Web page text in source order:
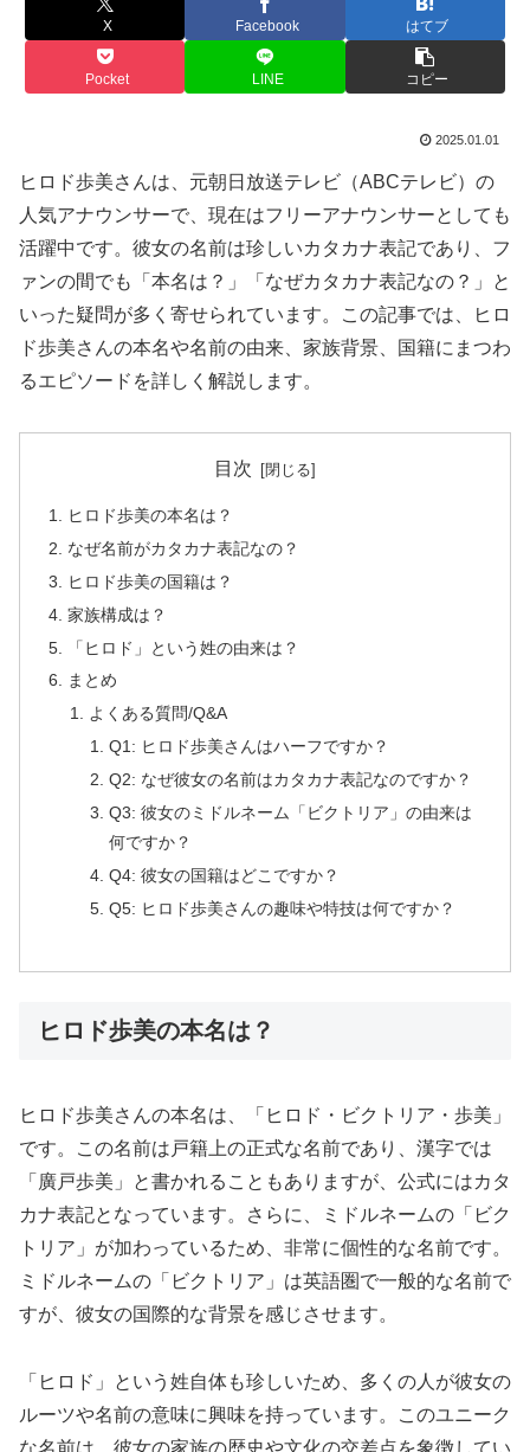
X Facebook はてブ
Pocket LINE コピー
2025.01.01
ヒロド歩美さんは、元朝日放送テレビ（ABCテレビ）の
人気アナウンサーで、現在はフリーアナウンサーとしても
活躍中です。彼女の名前は珍しいカタカナ表記であり、フ
ァンの間でも「本名は？」「なぜカタカナ表記なの？」と
いった疑問が多く寄せられています。この記事では、ヒロ
ド歩美さんの本名や名前の由来、家族背景、国籍にまつわ
るエピソードを詳しく解説します。
目次
ヒロド歩美の本名は？
なぜ名前がカタカナ表記なの？
ヒロド歩美の国籍は？
家族構成は？
「ヒロド」という姓の由来は？
まとめ
よくある質問/Q&A
Q1: ヒロド歩美さんはハーフですか？
Q2: なぜ彼女の名前はカタカナ表記なのですか？
Q3: 彼女のミドルネーム「ビクトリア」の由来は
何ですか？
Q4: 彼女の国籍はどこですか？
Q5: ヒロド歩美さんの趣味や特技は何ですか？
ヒロド歩美の本名は？
ヒロド歩美さんの本名は、「ヒロド・ビクトリア・歩美」
です。この名前は戸籍上の正式な名前であり、漢字では
「廣戸歩美」と書かれることもありますが、公式にはカタ
カナ表記となっています。さらに、ミドルネームの「ビク
トリア」が加わっているため、非常に個性的な名前です。
ミドルネームの「ビクトリア」は英語圏で一般的な名前で
すが、彼女の国際的な背景を感じさせます。
「ヒロド」という姓自体も珍しいため、多くの人が彼女の
ルーツや名前の意味に興味を持っています。このユニーク
な名前は、彼女の家族の歴史や文化の交差点を象徴してい